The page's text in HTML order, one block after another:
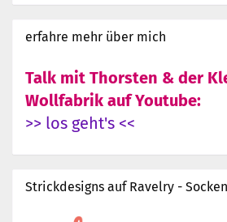
erfahre mehr über mich
Talk mit Thorsten & der
Wollfabrik auf Youtube:
>> los geht's <<
Strickdesigns auf Ravelry -